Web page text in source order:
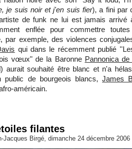
je suis noir et j'en suis fier), a fini par
de funk ne lui est jamais arrivé
enflée pour commettre
par exemple, des violences
qui dans le récemment publié
vœux" de la Baronne Pannonica
aurait souhaité être blanc et n'a
public de bourgeois blancs,James
américain.
filantes
Jacques Birgé, dimanche 24 décembre